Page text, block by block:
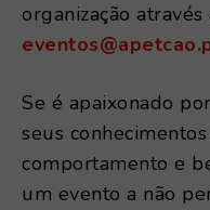
organização
Se é apaixonado
seus
comportamento e
um evento a não